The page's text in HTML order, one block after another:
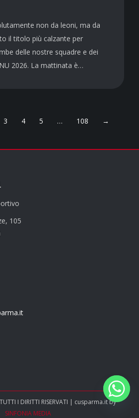
non da leoni, ma da
il titolo più calzante per
delle nostre squadre e dei
2026. La mattinata è…
3 4 5 … 108 →
105
I DIRITTI RISERVATI | cusparma.it by
SINFONIA MEDIA